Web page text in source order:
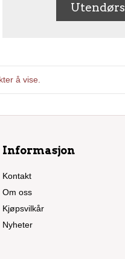
Utendørs
å vise.
Informasjon
Kontakt
Om oss
Kjøpsvilkår
Nyheter